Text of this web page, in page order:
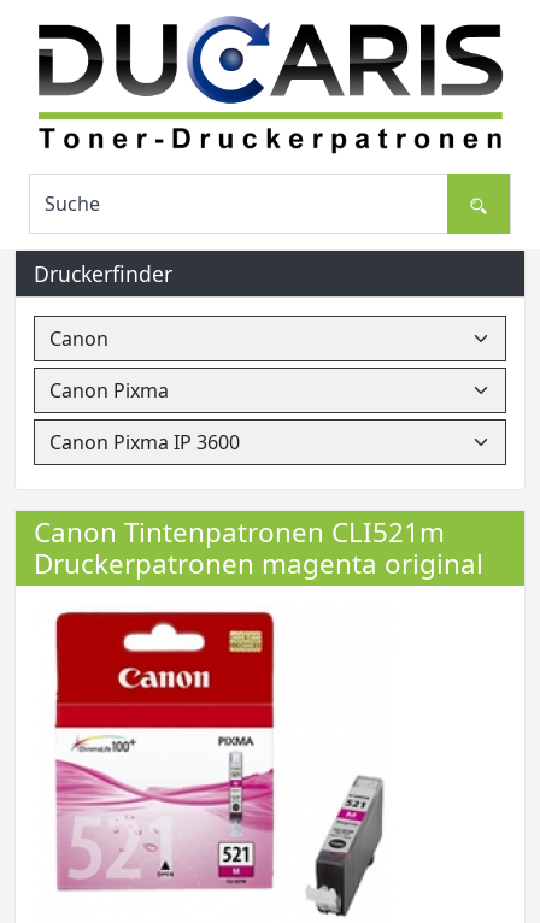
Druckerfinder
Canon Tintenpatronen CLI521m
Druckerpatronen magenta original